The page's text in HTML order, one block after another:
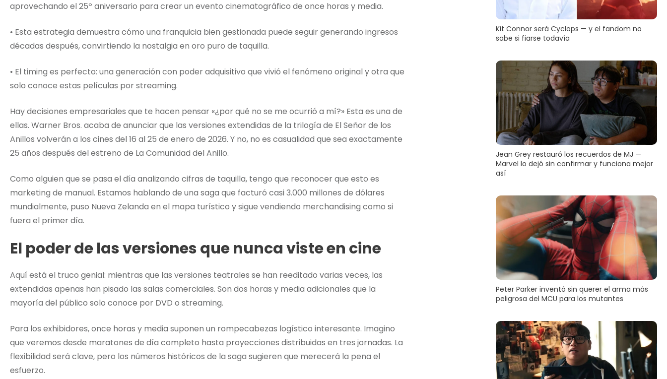
aprovechando el 25º aniversario para crear un evento cinematográfico de once horas y media.
• Esta estrategia demuestra cómo una franquicia bien gestionada puede seguir generando ingresos
décadas después, convirtiendo la nostalgia en oro puro de taquilla.
• El timing es perfecto: una generación con poder adquisitivo que vivió el fenómeno original y otra que
solo conoce estas películas por streaming.
Hay decisiones empresariales que te hacen pensar «¿por qué no se me ocurrió a mí?» Esta es una de
ellas. Warner Bros. acaba de anunciar que las versiones extendidas de la trilogía de El Señor de los
Anillos volverán a los cines del 16 al 25 de enero de 2026. Y no, no es casualidad que sea exactamente
25 años después del estreno de La Comunidad del Anillo.
Como alguien que se pasa el día analizando cifras de taquilla, tengo que reconocer que esto es
marketing de manual. Estamos hablando de una saga que facturó casi 3.000 millones de dólares
mundialmente, puso Nueva Zelanda en el mapa turístico y sigue vendiendo merchandising como si
fuera el primer día.
El poder de las versiones que nunca viste en cine
Aquí está el truco genial: mientras que las versiones teatrales se han reeditado varias veces, las
extendidas apenas han pisado las salas comerciales. Son dos horas y media adicionales que la
mayoría del público solo conoce por DVD o streaming.
Para los exhibidores, once horas y media suponen un rompecabezas logístico interesante. Imagino
que veremos desde maratones de día completo hasta proyecciones distribuidas en tres jornadas. La
flexibilidad será clave, pero los números históricos de la saga sugieren que merecerá la pena el
esfuerzo.
Kit Connor será Cyclops — y el fandom no
sabe si fiarse todavía
Jean Grey restauró los recuerdos de MJ —
Marvel lo dejó sin confirmar y funciona mejor
así
Peter Parker inventó sin querer el arma más
peligrosa del MCU para los mutantes